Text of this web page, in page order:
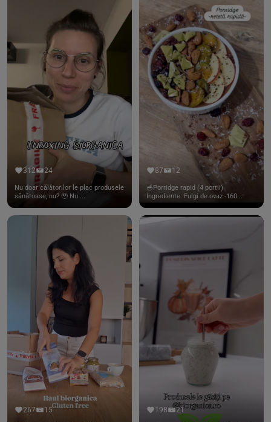
312 24
Nu doar călătorilor le plac produsele
sănătoase, nu? 🥹 Nu ...
87 12
🥣Porridge rapid (4 portii)
Ingrediente: Fulgi de ovaz -160...
267 15 198 21